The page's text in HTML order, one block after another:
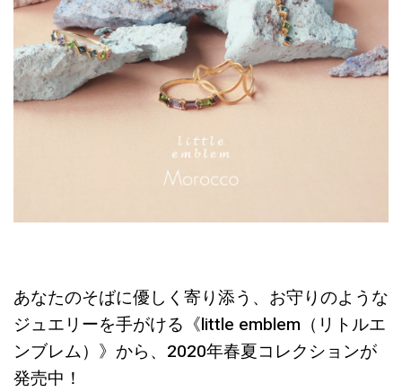
あなたのそばに優しく寄り添う、お守りのような
ジュエリーを手がける《little emblem（リトルエ
ンブレム）》から、2020年春夏コレクションが
発売中！